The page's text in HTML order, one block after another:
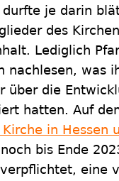
durfte je darin
des
Lediglich
nachlesen, was
über die
hatten. Auf
in Hessen
bis Ende
eine